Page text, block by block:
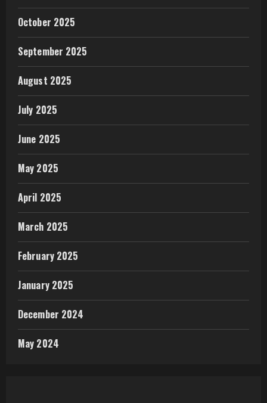
October 2025
September 2025
August 2025
July 2025
June 2025
May 2025
April 2025
March 2025
February 2025
January 2025
December 2024
May 2024